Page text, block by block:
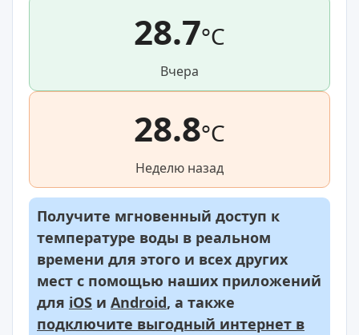
28.7°C
Вчера
28.8°C
Неделю назад
Получите мгновенный доступ к
температуре воды в реальном
времени для этого и всех других
мест с помощью наших приложений
для iOS и Android, а также
подключите выгодный интернет в